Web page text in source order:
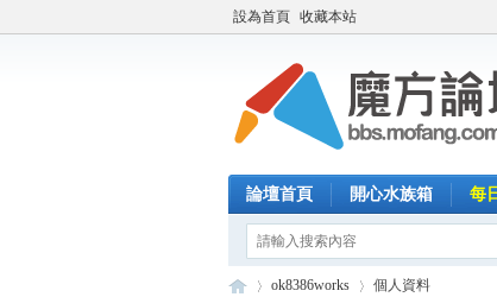
設為首頁 收藏本站
論壇首頁 開心水族箱 每
ok8386works 個人資料